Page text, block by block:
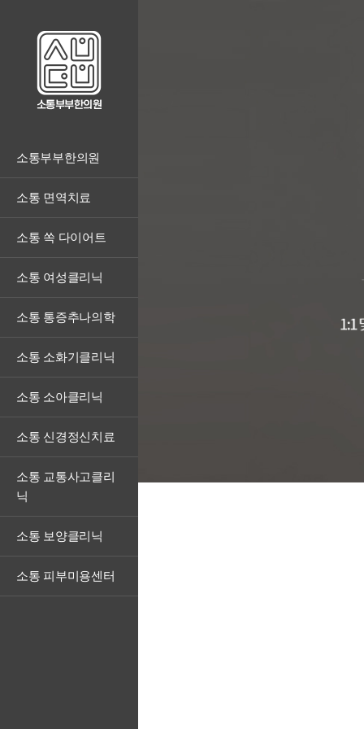
소통부부한의원
소통 면역치료
소통 쏙 다이어트
소통 여성클리닉
소통 통증추나의학
소통 소화기클리닉
소통 소아클리닉
소통 신경정신치료
소통 교통사고클리
닉
소통 보양클리닉
소통 피부미용센터